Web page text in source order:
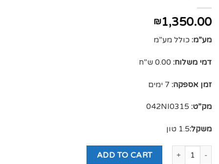
₪1,350.00
מע”מ: כולל מע”מ
דמי משלוח:
זמן אספקה:
מק”ט:
משקל:1.5 טון
ADD TO CART